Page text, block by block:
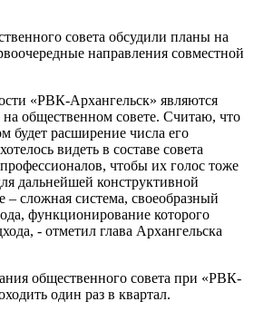
совета обсудили планы на
направления совместной
«РВК-Архангельск» являются
общественном совете. Считаю, что
будет расширение числа его
видеть в составе совета
чтобы их голос тоже
дальнейшей конструктивной
сложная система, своеобразный
функционирование которого
- отметил глава Архангельска
общественного совета при «РВК-
один раз в квартал.